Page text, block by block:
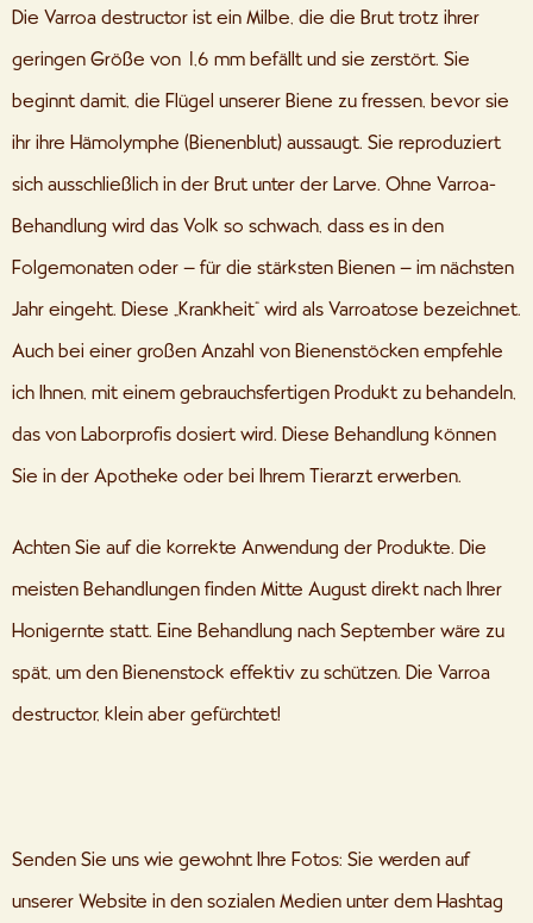
Die Varroa destructor ist ein Milbe, die die Brut trotz ihrer
geringen Größe von 1,6 mm befällt und sie zerstört. Sie
beginnt damit, die Flügel unserer Biene zu fressen, bevor sie
ihr ihre Hämolymphe (Bienenblut) aussaugt. Sie reproduziert
sich ausschließlich in der Brut unter der Larve. Ohne Varroa-
Behandlung wird das Volk so schwach, dass es in den
Folgemonaten oder – für die stärksten Bienen – im nächsten
Jahr eingeht. Diese „Krankheit“ wird als Varroatose bezeichnet.
Auch bei einer großen Anzahl von Bienenstöcken empfehle
ich Ihnen, mit einem gebrauchsfertigen Produkt zu behandeln,
das von Laborprofis dosiert wird. Diese Behandlung können
Sie in der Apotheke oder bei Ihrem Tierarzt erwerben.
Achten Sie auf die korrekte Anwendung der Produkte. Die
meisten Behandlungen finden Mitte August direkt nach Ihrer
Honigernte statt. Eine Behandlung nach September wäre zu
spät, um den Bienenstock effektiv zu schützen. Die Varroa
destructor, klein aber gefürchtet!
Senden Sie uns wie gewohnt Ihre Fotos: Sie werden auf
unserer Website in den sozialen Medien unter dem Hashtag